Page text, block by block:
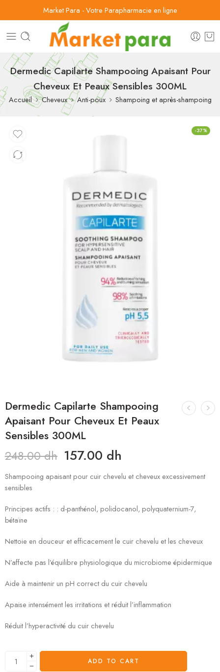
Market Para - Votre Parapharmacie en ligne
Dermedic Capilarte Shampooing Apaisant Pour
Cheveux Et Peaux Sensibles 300ML
Accueil Cheveux Anti-poux Shampoing et après-shampoing
-37%
Dermedic Capilarte Shampooing
Apaisant Pour Cheveux Et Peaux
Sensibles 300ML
248.00dh 157.00 dh
Shampooing apaisant pour cuir chevelu et cheveux excessivement
sensibles
Principes actifs : : d-panthénol, polidocanol, polyquaternium-7,
bétaïne
Nettoie en douceur et efficacement le cuir chevelu et les cheveux
N’affecte pas l’équilibre physiologique du microbiome épidermique
Aide à maintenir un pH correct du cuir chevelu
Apaise intensément les irritations et réduit l’inflammation
Réduit l’hyperactivité du cuir chevelu
ADD TO CART